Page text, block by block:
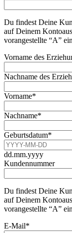
Du findest Deine
auf Deinem
vorangestellte “A”
Vorname des
Nachname des
Vorname*
Nachname*
Geburtsdatum*
dd.mm.yyyy
Kundennummer
Du findest Deine
auf Deinem
vorangestellte “A”
E-Mail*